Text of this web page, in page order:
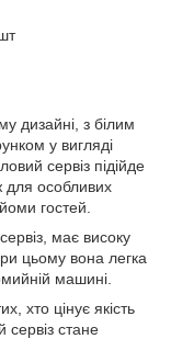
дизайні, з білим
у вигляді
сервіз підійде
для особливих
гостей.
має високу
цьому вона легка
машині.
хто цінує якість
сервіз стане